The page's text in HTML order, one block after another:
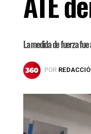
La medida de fuerza fue
POR